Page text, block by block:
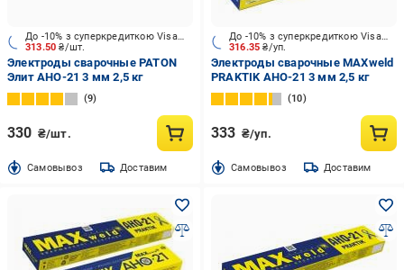
313.50₴/шт.
До -10% з суперкредиткою Visa Вигода
Электроды сварочные PATON
Элит АНО-21 3 мм 2,5 кг
9
330 ₴/шт.
Cамовывоз Доставим
316.35₴/уп.
До -10% з суперкредиткою Visa Вигода
Электроды сварочные MAXweld
PRAKTIK АНО-21 3 мм 2,5 кг
10
333 ₴/уп.
Cамовывоз Доставим